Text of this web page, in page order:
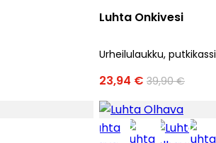
Luhta Onkivesi
Urheilulaukku, putkikassi
23,94 € 39,90 €